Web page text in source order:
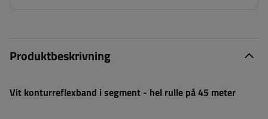
Produktbeskrivning
Vit konturreflexband i segment - hel rulle på 45 meter